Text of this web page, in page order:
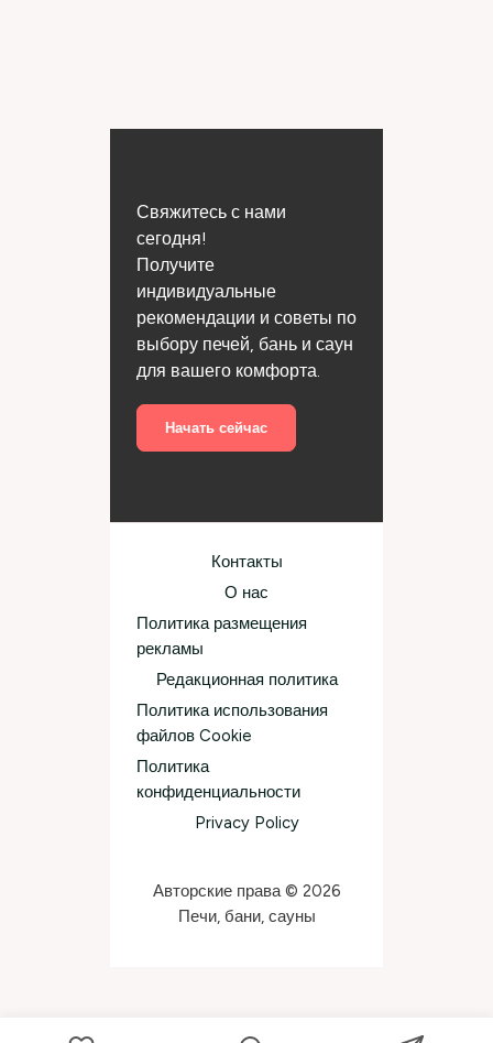
Свяжитесь с нами
сегодня!
Получите
индивидуальные
рекомендации и советы по
выбору печей, бань и саун
для вашего комфорта.
Начать сейчас
Контакты
О нас
Политика размещения
рекламы
Редакционная политика
Политика использования
файлов Cookie
Политика
конфиденциальности
Privacy Policy
Авторские права © 2026
Печи, бани, сауны